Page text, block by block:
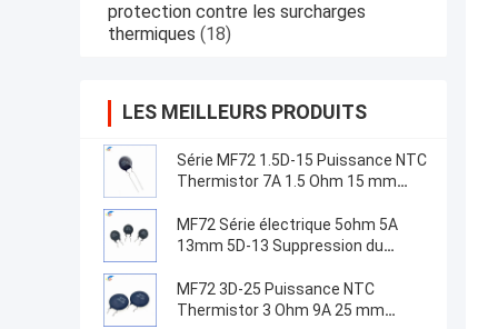
protection contre les surcharges
thermiques (18)
LES MEILLEURS PRODUITS
Série MF72 1.5D-15 Puissance NTC
Thermistor 7A 1.5 Ohm 15 mm
l'alimentation électrique
MF72 Série électrique 5ohm 5A
13mm 5D-13 Suppression du
Thermistors pour équipement
d'alimentation
MF72 3D-25 Puissance NTC
Thermistor 3 Ohm 9A 25 mm